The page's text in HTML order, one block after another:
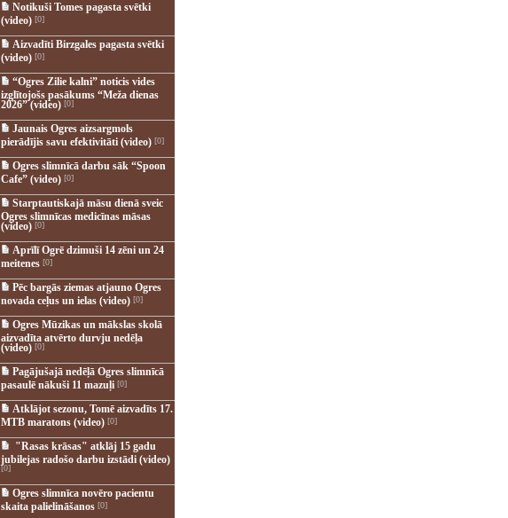
Notikuši Tomes pagasta svētki
(video)[0]
Aizvadīti Birzgales pagasta svētki
(video)[0]
“Ogres Zilie kalni” noticis vides
izglītojošs pasākums “Meža dienas
2026” (video)[0]
Jaunais Ogres aizsargmols
pierādījis savu efektivitāti (video)[0]
Ogres slimnīcā darbu sāk “Spoon
Cafe” (video)[0]
Starptautiskajā māsu dienā sveic
Ogres slimnīcas medicīnas māsas
(video)[0]
Aprīlī Ogrē dzimuši 14 zēni un 24
meitenes [0]
Pēc bargās ziemas atjauno Ogres
novada ceļus un ielas (video)[0]
Ogres Mūzikas un mākslas skolā
aizvadīta atvērto durvju nedēļa
(video)[0]
Pagājušajā nedēļā Ogres slimnīcā
pasaulē nākuši 11 mazuļi[0]
Atklājot sezonu, Tomē aizvadīts 17.
MTB maratons (video)[0]
"Rasas krāsas" atklāj 15 gadu
jubilejas radošo darbu izstādi (video)
[0]
Ogres slimnīca novēro pacientu
skaita palielināšanos [0]